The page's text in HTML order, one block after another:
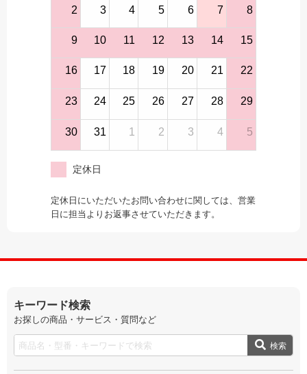
2 3 4 5 6 7 8
9 10 11 12 13 14 15
16 17 18 19 20 21 22
23 24 25 26 27 28 29
30 31 1 2 3 4 5
定休日
定休日にいただいたお問い合わせに関しては、営業
日に担当よりお返事させていただきます。
キーワード検索
お探しの商品・サービス・質問など
検索